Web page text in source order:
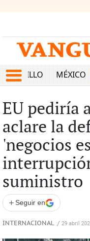
SALTILLO MÉXICO
EU pediría
aclare la
'negocios
suministro
+ Seguir en
INTERNACIONAL / 29 abril